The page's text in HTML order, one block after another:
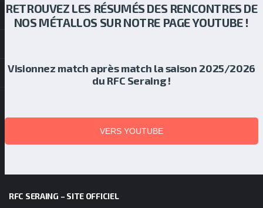
RETROUVEZ LES RÉSUMÉS DES RENCONTRES DE
NOS MÉTALLOS SUR NOTRE PAGE YOUTUBE !
Visionnez match après match la saison 2025/2026
du RFC Seraing !
VERS YOUTUBE
RFC SERAING – SITE OFFICIEL